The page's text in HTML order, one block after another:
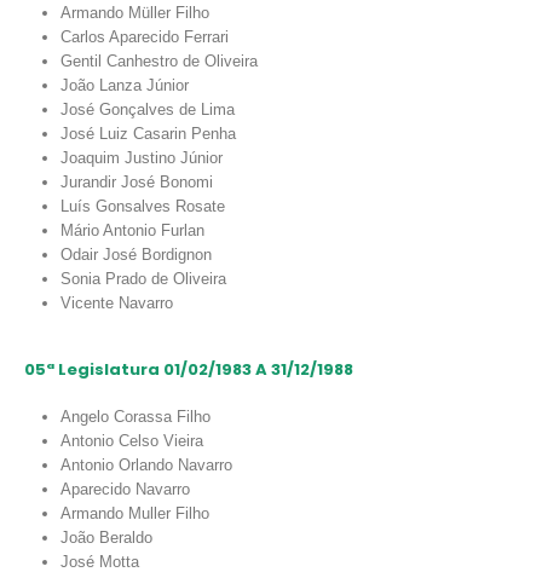
Armando Müller Filho
Carlos Aparecido Ferrari
Gentil Canhestro de Oliveira
João Lanza Júnior
José Gonçalves de Lima
José Luiz Casarin Penha
Joaquim Justino Júnior
Jurandir José Bonomi
Luís Gonsalves Rosate
Mário Antonio Furlan
Odair José Bordignon
Sonia Prado de Oliveira
Vicente Navarro
05ª Legislatura 01/02/1983 A 31/12/1988
Angelo Corassa Filho
Antonio Celso Vieira
Antonio Orlando Navarro
Aparecido Navarro
Armando Muller Filho
João Beraldo
José Motta